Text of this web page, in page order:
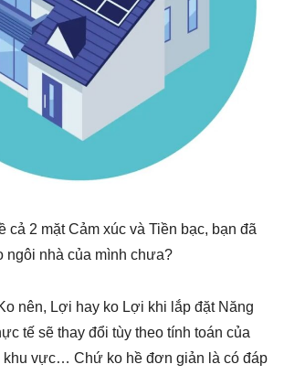
cả 2 mặt Cảm xúc và Tiền bạc, bạn đã
ngôi nhà của mình chưa?
nên, Lợi hay ko Lợi khi lắp đặt Năng
tế sẽ thay đổi tùy theo tính toán của
khu vực… Chứ ko hề đơn giản là có đáp